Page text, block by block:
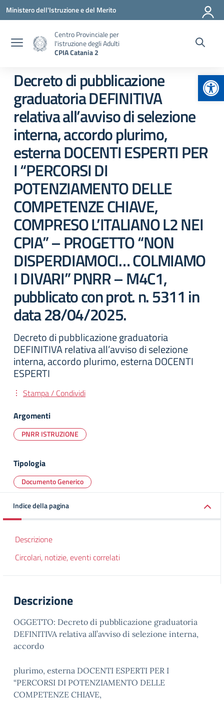
Vai ai contenuti
Vai al menu di navigazione
Vai al footer
Ministero dell'Istruzione e del Merito
Centro Provinciale per
l'istruzione degli Adulti
CPIA Catania 2
Decreto di pubblicazione
graduatoria DEFINITIVA
relativa all’avviso di selezione
interna, accordo plurimo,
esterna DOCENTI ESPERTI PER
I “PERCORSI DI
POTENZIAMENTO DELLE
COMPETENZE CHIAVE,
COMPRESO L’ITALIANO L2 NEI
CPIA” – PROGETTO “NON
DISPERDIAMOCI… COLMIAMO
I DIVARI” PNRR – M4C1,
pubblicato con prot. n. 5311 in
data 28/04/2025.
Decreto di pubblicazione graduatoria
DEFINITIVA relativa all’avviso di selezione
interna, accordo plurimo, esterna DOCENTI
ESPERTI
Stampa / Condividi
Argomenti
PNRR ISTRUZIONE
Tipologia
Documento Generico
Indice della pagina
Descrizione
Circolari, notizie, eventi correlati
Descrizione
OGGETTO: Decreto di pubblicazione graduatoria
DEFINITIVA relativa all’avviso di selezione interna,
accordo
plurimo, esterna DOCENTI ESPERTI PER I
“PERCORSI DI POTENZIAMENTO DELLE
COMPETENZE CHIAVE,